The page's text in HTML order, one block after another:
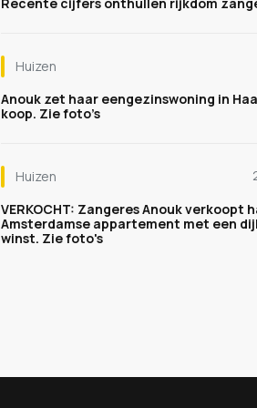
Huizen
Anouk zet haar eengezinswoning in
koop. Zie foto’s
Huizen
VERKOCHT: Zangeres Anouk verkoopt
Amsterdamse appartement met een
winst. Zie foto's